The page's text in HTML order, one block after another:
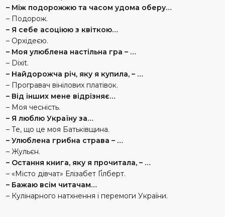
– Між подорожжю та часом удома оберу…
– Подорож.
– Я себе асоціюю з квіткою…
– Орхідеєю.
– Моя улюблена настільна гра – …
– Dixit.
– Найдорожча річ, яку я купила, – …
– Програвач вінілових платівок.
– Від інших мене відрізняє…
– Моя чесність.
– Я люблю Україну за…
– Те, що це моя Батьківщина.
– Улюблена грибна страва – …
– Жульєн.
– Остання книга, яку я прочитала, – …
– «Місто дівчат» Елізабет Ґілберт.
– Бажаю всім читачам…
– Кулінарного натхнення і перемоги України.